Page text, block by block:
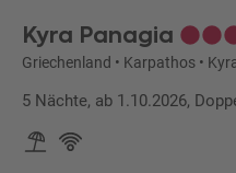
Kyra Panagia
Griechenland • Karpathos •
5 Nächte, ab 1.10.2026,